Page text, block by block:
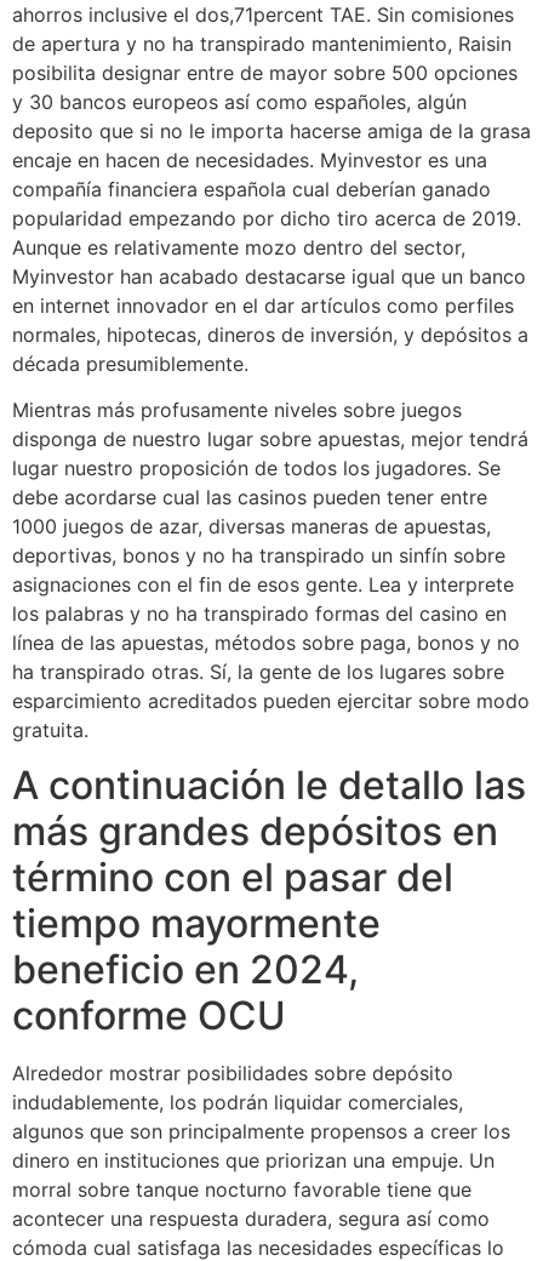
ahorros inclusive el dos,71percent TAE. Sin comisiones
de apertura y no ha transpirado mantenimiento, Raisin
posibilita designar entre de mayor sobre 500 opciones
y 30 bancos europeos así­ como españoles, algún
deposito que si no le importa hacerse amiga de la grasa
encaje en hacen de necesidades. Myinvestor es una
compañía financiera española cual deberían ganado
popularidad empezando por dicho tiro acerca de 2019.
Aunque es relativamente mozo dentro del sector,
Myinvestor han acabado destacarse igual que un banco
en internet innovador en el dar artículos como perfiles
normales, hipotecas, dineros de inversión, y depósitos a
década presumiblemente.
Mientras más profusamente niveles sobre juegos
disponga de nuestro lugar sobre apuestas, mejor tendrá
lugar nuestro proposición de todos los jugadores. Se
debe acordarse cual las casinos pueden tener entre
1000 juegos de azar, diversas maneras de apuestas,
deportivas, bonos y no ha transpirado un sinfín sobre
asignaciones con el fin de esos gente. Lea y interprete
los palabras y no ha transpirado formas del casino en
línea de las apuestas, métodos sobre paga, bonos y no
ha transpirado otras. Sí, la gente de los lugares sobre
esparcimiento acreditados pueden ejercitar sobre modo
gratuita.
A continuación le detallo las
más grandes depósitos en
término con el pasar del
tiempo mayormente
beneficio en 2024,
conforme OCU
Alrededor mostrar posibilidades sobre depósito
indudablemente, los podrán liquidar comerciales,
algunos que son principalmente propensos a creer los
dinero en instituciones que priorizan una empuje. Un
morral sobre tanque nocturno favorable tiene que
acontecer una respuesta duradera, segura así­ como
cómoda cual satisfaga las necesidades específicas lo